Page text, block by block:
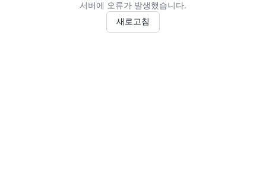
서버에 오류가 발생했습니다.
새로고침